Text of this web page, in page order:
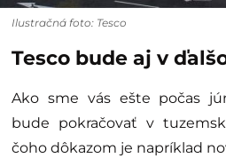
Ilustračná foto: Tesco
Tesco bude aj v
Ako sme vás ešte počas
bude pokračovať v
čoho dôkazom je napríklad